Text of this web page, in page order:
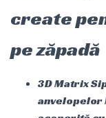
create
pe zăpadă
3D Matrix
anvelopelor